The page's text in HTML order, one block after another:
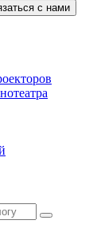
с нами